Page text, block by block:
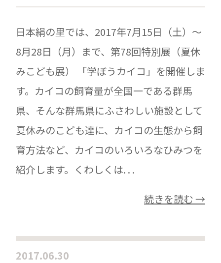
日本絹の里では、2017年7月15日（土）～
8月28日（月）まで、第78回特別展（夏休
みこども展） 「学ぼうカイコ」を開催しま
す。カイコの飼育量が全国一である群馬
県、そんな群馬県にふさわしい施設として
夏休みのこども達に、カイコの生態から飼
育方法など、カイコのいろいろなひみつを
紹介します。くわしくは. . .
続きを読む →
2017.06.30